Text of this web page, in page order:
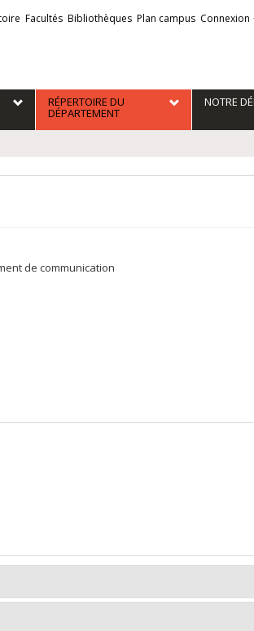
Facultés Bibliothèques Plan campus Connexion
RÉPERTOIRE DU
DÉPARTEMENT
NOTRE
de communication